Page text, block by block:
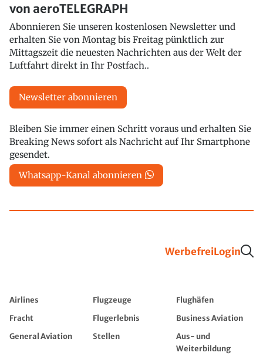
von aeroTELEGRAPH
Abonnieren Sie unseren kostenlosen Newsletter und
erhalten Sie von Montag bis Freitag pünktlich zur
Mittagszeit die neuesten Nachrichten aus der Welt der
Luftfahrt direkt in Ihr Postfach..
Newsletter abonnieren
Bleiben Sie immer einen Schritt voraus und erhalten Sie
Breaking News sofort als Nachricht auf Ihr Smartphone
gesendet.
Whatsapp-Kanal abonnieren
WerbefreiLogin
Airlines Flugzeuge
Flughäfen
Fracht
Flugerlebnis
Business Aviation
General Aviation
Stellen
Aus- und
Weiterbildung